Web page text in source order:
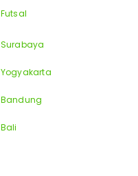
Futsal
Surabaya
Yogyakarta
Bandung
Bali